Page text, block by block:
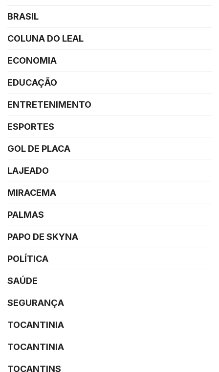
BRASIL
COLUNA DO LEAL
ECONOMIA
EDUCAÇÃO
ENTRETENIMENTO
ESPORTES
GOL DE PLACA
LAJEADO
MIRACEMA
PALMAS
PAPO DE SKYNA
POLÍTICA
SAÚDE
SEGURANÇA
TOCANTINIA
TOCANTINIA
TOCANTINS